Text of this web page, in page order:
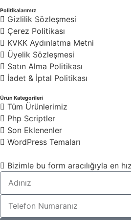
Politikalarımız
Gizlilik Sözleşmesi
Çerez Politikası
KVKK Aydınlatma Metni
Üyelik Sözleşmesi
Satın Alma Politikası
İadet & İptal Politikası
Ürün Kategorileri
Tüm Ürünlerimiz
Php Scriptler
Son Eklenenler
WordPress Temaları
Bizimle bu form aracılığıyla en